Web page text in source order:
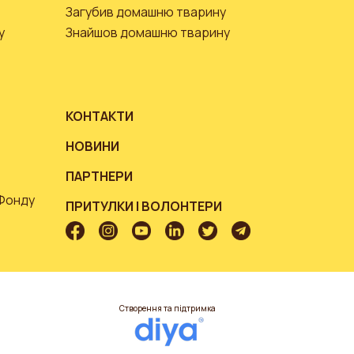
Загубив домашню тварину
Знайшов домашню тварину
КОНТАКТИ
НОВИНИ
ПАРТНЕРИ
ПРИТУЛКИ І ВОЛОНТЕРИ
Створення та підтримка